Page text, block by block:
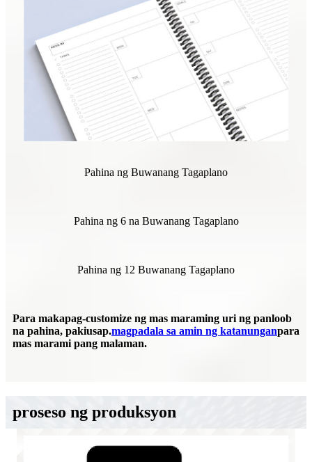
Pahina ng Buwanang Tagaplano
Pahina ng 6 na Buwanang Tagaplano
Pahina ng 12 Buwanang Tagaplano
Para makapag-customize ng mas maraming uri ng panloob
na pahina, pakiusap.magpadala sa amin ng katanunganpara
mas marami pang malaman.
proseso ng produksyon